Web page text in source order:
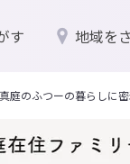
す 地域を
真庭のふつーの暮らしに